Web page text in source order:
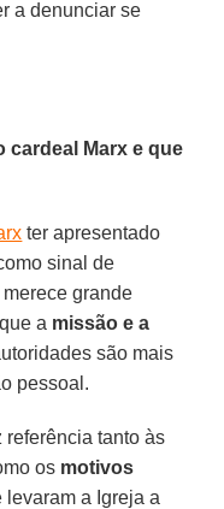
a denunciar se
cardeal Marx e que
ter apresentado
sinal de
grande
a missão e a
são mais
pessoal.
referência tanto às
os motivos
levaram a Igreja a